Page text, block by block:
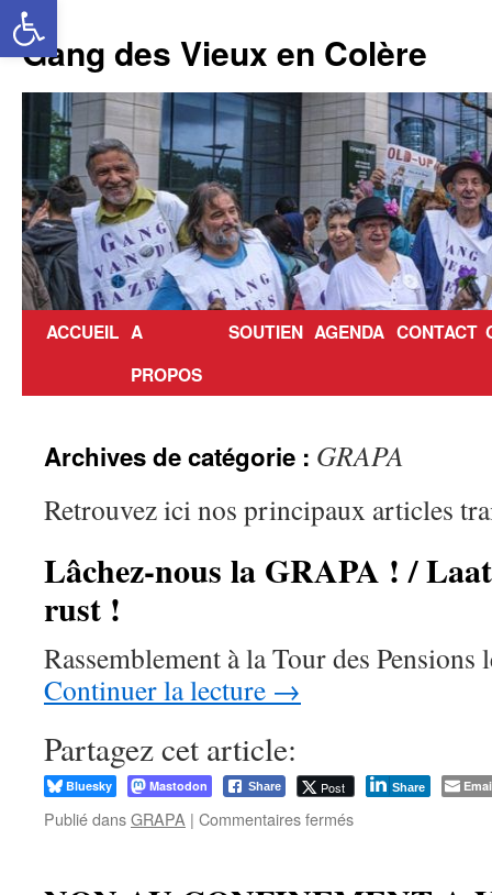
Aller
au
contenu
Gang des Vieux en Colère
ACCUEIL A
PROPOS
SOUTIEN AGENDA CONTACT
Archives de catégorie : GRAPA
Retrouvez ici nos principaux articles
Lâchez-nous la GRAPA ! /
rust !
Rassemblement à la Tour des Pensions
Continuer la lecture →
Partagez cet article:
Bluesky Mastodon Share Post Share
Publié dansGRAPA | Commentaires ferméssur